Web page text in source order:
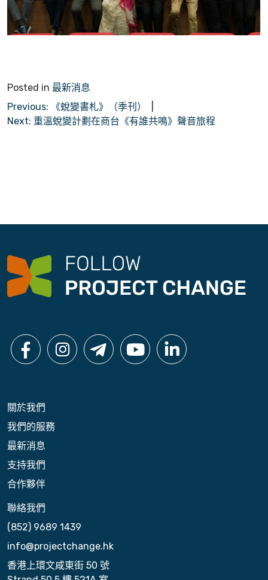
Posted in 最新消息
文
章
Previous:
《蛻變書札》（季刊）
Next: 重溫蛻變計劃在商台《有誰共鳴》聲音旅程
關於我們
我們的服務
最新消息
支持我們
合作夥伴
聯絡我們
(852) 9689 1439
info@projectchange.hk
香港上環文咸東街 50 號